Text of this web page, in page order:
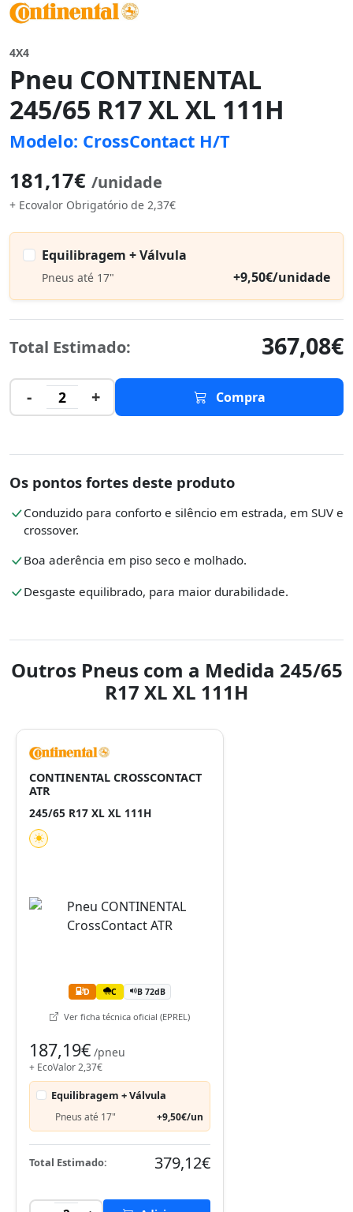
4X4
Pneu CONTINENTAL
245/65 R17 XL XL 111H
Modelo: CrossContact H/T
181,17€ /unidade
+ Ecovalor Obrigatório de 2,37€
Equilibragem + Válvula
Pneus até 17" +9,50€/unidade
Total Estimado: 367,08€
- 2 + Compra
Os pontos fortes deste produto
Conduzido para conforto e silêncio em estrada, em SUV e
crossover.
Boa aderência em piso seco e molhado.
Desgaste equilibrado, para maior durabilidade.
Outros Pneus com a Medida 245/65
R17 XL XL 111H
CONTINENTAL CROSSCONTACT
ATR
245/65 R17 XL XL 111H
D C B 72dB
Ver ficha técnica oficial (EPREL)
187,19€ /pneu
+ EcoValor 2,37€
Equilibragem + Válvula
Pneus até 17" +9,50€/un
Total Estimado: 379,12€